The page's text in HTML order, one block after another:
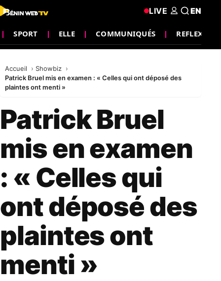
SPORT ELLE COMMUNIQUÉS REFLEXION
LIVE EN
Accueil
Showbiz
Patrick Bruel mis en examen : « Celles qui ont déposé des
plaintes ont menti »
Patrick Bruel
mis en examen
: « Celles qui
ont déposé des
plaintes ont
menti »